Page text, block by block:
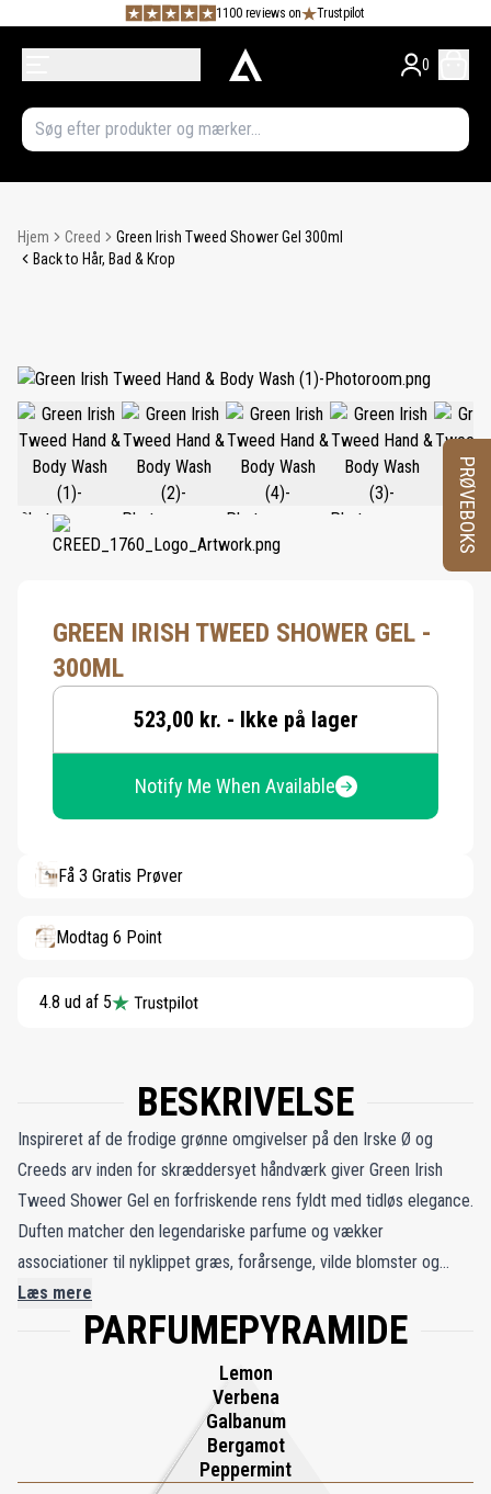
1100 reviews on Trustpilot
0
Hjem Creed
Green Irish Tweed Shower Gel 300ml
Back to Hår, Bad & Krop
GREEN IRISH TWEED SHOWER GEL -
300ML
523,00 kr. - Ikke på lager
Notify Me When Available
Få 3 Gratis Prøver
Modtag 6 Point
4.8 ud af 5
BESKRIVELSE
Inspireret af de frodige grønne omgivelser på den Irske Ø og
Creeds arv inden for skræddersyet håndværk giver Green Irish
Tweed Shower Gel en forfriskende rens fyldt med tidløs elegance.
Duften matcher den legendariske parfume og vækker
associationer til nyklippet græs, forårsenge, vilde blomster og
urter varmet af en blid havbrise. Den sulfatreducerede formula
renser uden at udtørre og efterlader huden ren, blød og let
kongelige trefjerede emblem og er perfekt til hjemmet,
træningscentret eller rejsen, så du kan nyde fornemmelsen af den
ikoniske country gentleman i hvert bad.
Læs mere
PARFUMEPYRAMIDE
Lemon
Verbena
Galbanum
Bergamot
Peppermint
PRØVEBOKS